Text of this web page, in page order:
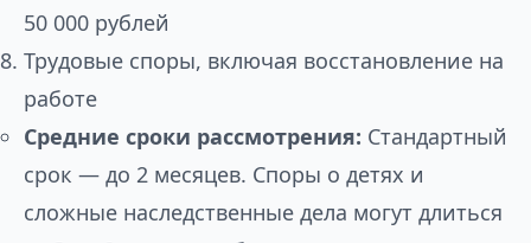
50 000 рублей
Трудовые споры, включая восстановление на
работе
Средние сроки рассмотрения: Стандартный
срок — до 2 месяцев. Споры о детях и
сложные наследственные дела могут длиться